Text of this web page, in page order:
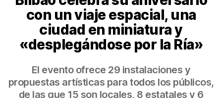
con un viaje espacial, una
ciudad en miniatura y
«desplegándose por la Ría»
El evento ofrece 29 instalaciones y
propuestas artísticas para todos los públicos,
de las que 15 son locales, 8 estatales y 6